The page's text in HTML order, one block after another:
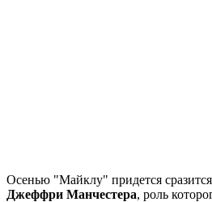
Осенью "Майклу" придется
Джеффри Манчестера, роль